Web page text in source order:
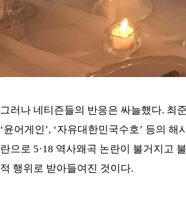
그러나 네티즌들의 반응은 싸늘했다. 최
‘윤어게인’, ‘자유대한민국수호’ 등의
란으로 5·18 역사왜곡 논란이 불거지고
적 행위로 받아들여진 것이다.